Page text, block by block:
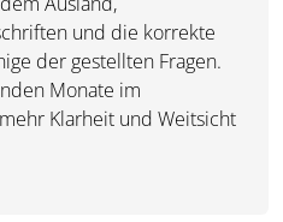
und die korrekte
der gestellten Fragen.
Monate im
Klarheit und Weitsicht